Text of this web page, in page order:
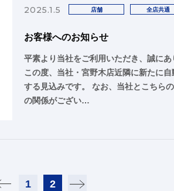
2025.1.5 店舗 全店共通
お客様へのお知らせ
平素より当社をご利用いただき、誠にあ
この度、当社・宮野木店近隣に新たに
する見込みです。 なお、当社とこちら
の関係がござい…
1 2